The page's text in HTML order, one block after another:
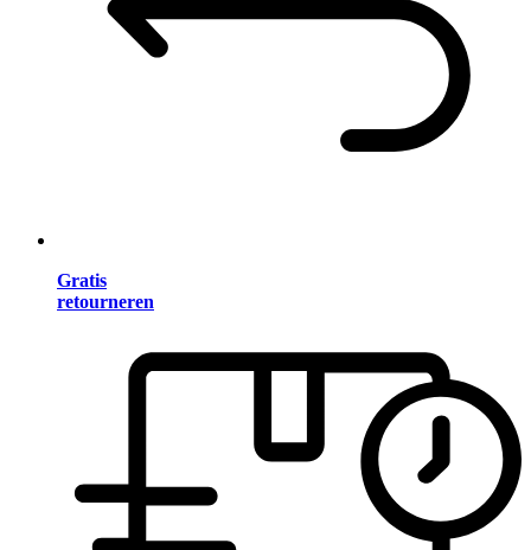
Gratis
retourneren